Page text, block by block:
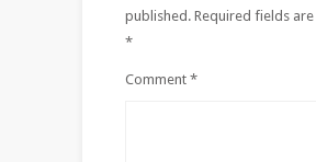
published. Required fields are
*
Comment *